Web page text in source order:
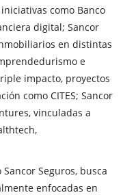
como Banco
digital; Sancor
en distintas
e
impacto, proyectos
como CITES; Sancor
vinculadas a
Seguros, busca
enfocadas en